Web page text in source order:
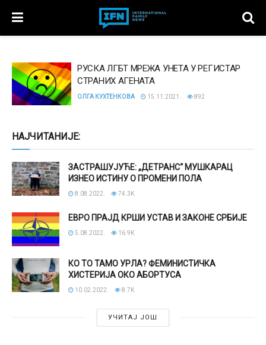
РУСКА ЛГБТ МРЕЖА УНЕТА У РЕГИСТАР
СТРАНИХ АГЕНАТА
ОЛГА КУХТЕНКОВА 15.11.2021. 892
НАЈЧИТАНИЈЕ:
ЗАСТРАШУЈУЋЕ: „ДЕТРАНС“ МУШКАРАЦ
ИЗНЕО ИСТИНУ О ПРОМЕНИ ПОЛА
8.08.2022. 74.3K
ЕВРО ПРАЈД КРШИ УСТАВ И ЗАКОНЕ СРБИЈЕ
5.08.2022. 16.9K
КО ТО ТАМО УРЛА? ФЕМИНИСТИЧКА
ХИСТЕРИЈА ОКО АБОРТУСА
10.02.2022. 8.7K
УЧИТАЈ ЈОШ